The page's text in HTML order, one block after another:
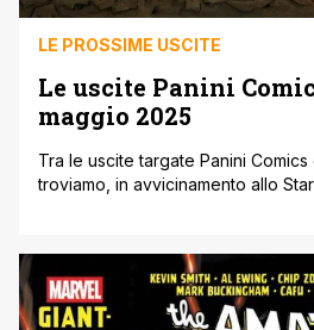
LE PROSSIME USCITE
Le uscite Panini
maggio 2025
Tra le uscite targate Panini Comics
troviamo, in avvicinamento allo
successiva a Il Ritorno dello Jedi.
tutte le età di Jeffrey Brown Il [']